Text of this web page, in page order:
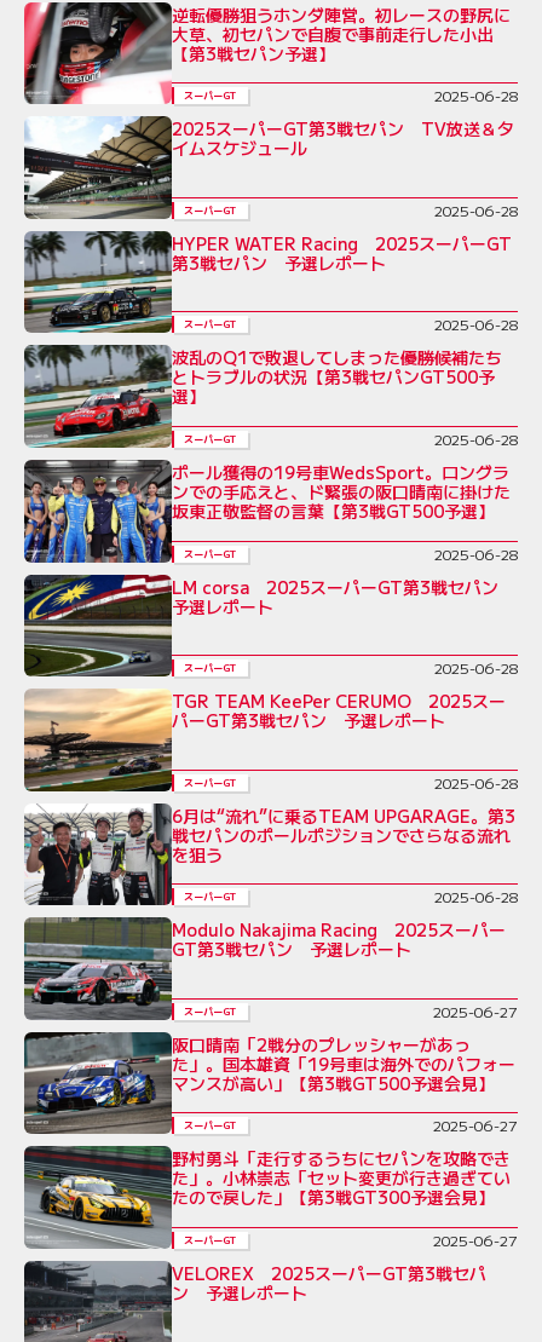
逆転優勝狙うホンダ陣営。初レースの野尻に
大草、初セパンで自腹で事前走行した小出
【第3戦セパン予選】
スーパーGT 2025-06-28
2025スーパーGT第3戦セパン TV放送＆タ
イムスケジュール
スーパーGT 2025-06-28
HYPER WATER Racing 2025スーパーGT
第3戦セパン 予選レポート
スーパーGT 2025-06-28
波乱のQ1で敗退してしまった優勝候補たち
とトラブルの状況【第3戦セパンGT500予
選】
スーパーGT 2025-06-28
ポール獲得の19号車WedsSport。ロングラ
ンでの手応えと、ド緊張の阪口晴南に掛けた
坂東正敬監督の言葉【第3戦GT500予選】
スーパーGT 2025-06-28
LM corsa 2025スーパーGT第3戦セパン
予選レポート
スーパーGT 2025-06-28
TGR TEAM KeePer CERUMO 2025スー
パーGT第3戦セパン 予選レポート
スーパーGT 2025-06-28
6月は“流れ”に乗るTEAM UPGARAGE。第3
戦セパンのポールポジションでさらなる流れ
を狙う
スーパーGT 2025-06-28
Modulo Nakajima Racing 2025スーパー
GT第3戦セパン 予選レポート
スーパーGT 2025-06-27
阪口晴南「2戦分のプレッシャーがあっ
た」。国本雄資「19号車は海外でのパフォー
マンスが高い」【第3戦GT500予選会見】
スーパーGT 2025-06-27
野村勇斗「走行するうちにセパンを攻略でき
た」。小林崇志「セット変更が行き過ぎてい
たので戻した」【第3戦GT300予選会見】
スーパーGT 2025-06-27
VELOREX 2025スーパーGT第3戦セパ
ン 予選レポート